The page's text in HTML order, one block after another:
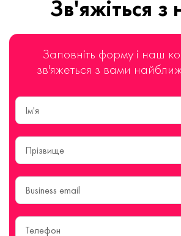
Зв'яжіться з
Заповніть форму і наш
зв'яжеться з вами